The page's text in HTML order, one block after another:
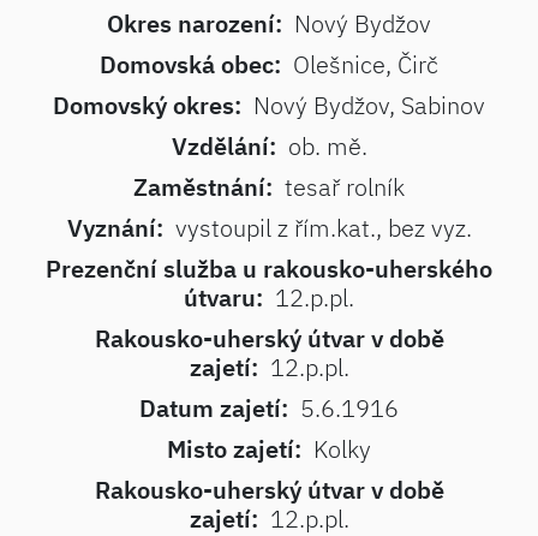
Okres narození: Nový Bydžov
Domovská obec: Olešnice, Čirč
Domovský okres: Nový Bydžov, Sabinov
Vzdělání: ob. mě.
Zaměstnání: tesař rolník
Vyznání: vystoupil z řím.kat., bez vyz.
Prezenční služba u rakousko-uherského
útvaru: 12.p.pl.
Rakousko-uherský útvar v době
zajetí: 12.p.pl.
Datum zajetí: 5.6.1916
Misto zajetí: Kolky
Rakousko-uherský útvar v době
zajetí: 12.p.pl.